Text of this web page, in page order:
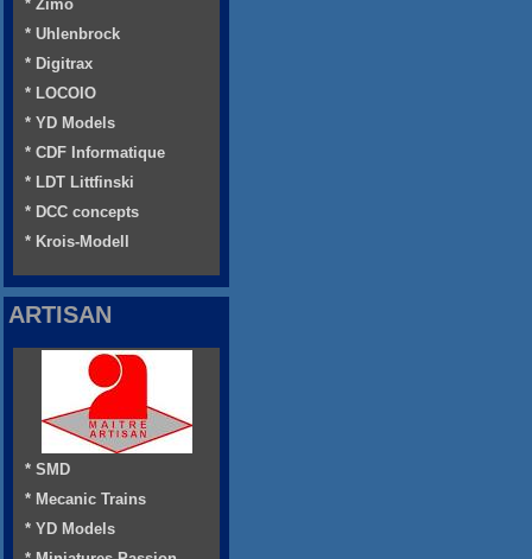
* Zimo
* Uhlenbrock
* Digitrax
* LOCOIO
* YD Models
* CDF Informatique
* LDT Littfinski
* DCC concepts
* Krois-Modell
ARTISAN
* SMD
* Mecanic Trains
* YD Models